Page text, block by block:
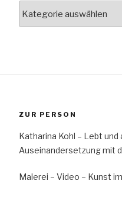
ZUR PERSON
Katharina Kohl – Lebt
Auseinandersetzung mit
Malerei – Video – Kunst